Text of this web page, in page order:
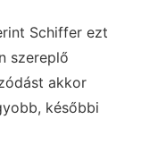
Schiffer ezt
szereplő
akkor
későbbi